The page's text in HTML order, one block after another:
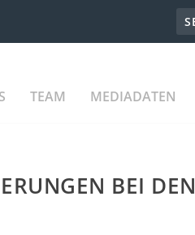
TEAM MEDIADATEN
BEI DEN